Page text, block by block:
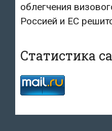
облегчения
Россией и ЕС
Статистика